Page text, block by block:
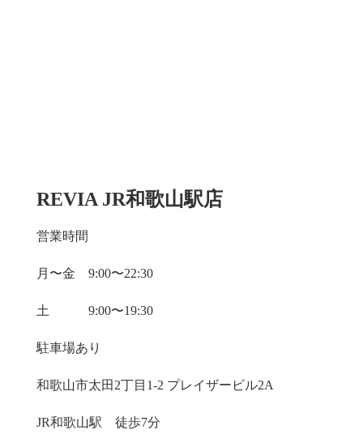
REVIA JR和歌山駅店
営業時間
月〜金 9:00〜22:30
土 9:00〜19:30
駐車場あり
和歌山市太田2丁目1-2 プレイザービル2A
JR和歌山駅 徒歩7分